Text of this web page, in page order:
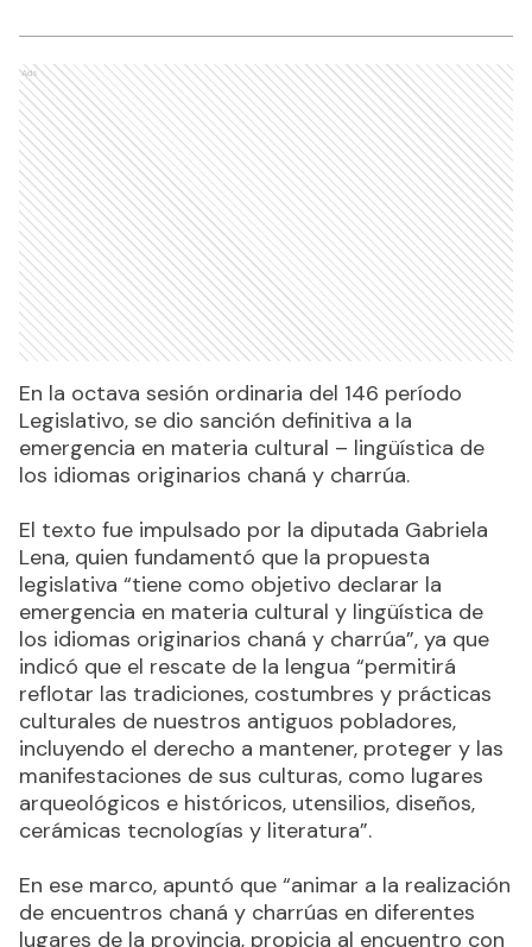
Ads
En la octava sesión ordinaria del 146 período
Legislativo, se dio sanción definitiva a la
emergencia en materia cultural – lingüística de
los idiomas originarios chaná y charrúa.
El texto fue impulsado por la diputada Gabriela
Lena, quien fundamentó que la propuesta
legislativa “tiene como objetivo declarar la
emergencia en materia cultural y lingüística de
los idiomas originarios chaná y charrúa”, ya que
indicó que el rescate de la lengua “permitirá
reflotar las tradiciones, costumbres y prácticas
culturales de nuestros antiguos pobladores,
incluyendo el derecho a mantener, proteger y las
manifestaciones de sus culturas, como lugares
arqueológicos e históricos, utensilios, diseños,
cerámicas tecnologías y literatura”.
En ese marco, apuntó que “animar a la realización
de encuentros chaná y charrúas en diferentes
lugares de la provincia, propicia al encuentro con